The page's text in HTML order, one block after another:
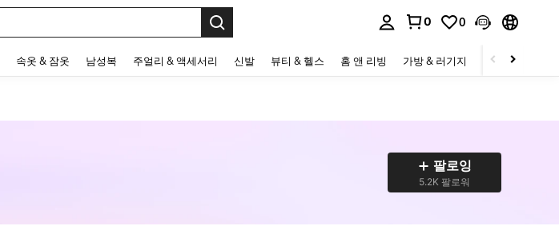
0 0
속옷 & 잠옷 남성복 주얼리 & 액세서리 신발 뷰티 & 헬스 홈 앤 리빙 가방 & 러기지 스포츠 & 아웃
팔로잉
5.2K 팔로워